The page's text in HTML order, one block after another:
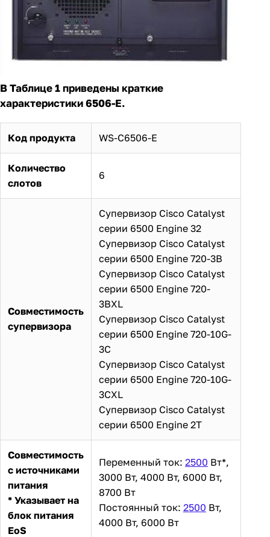
В Таблице 1 приведены краткие
характеристики 6506-E.
Код продукта WS-C6506-E
Количество
слотов
6
Совместимость
супервизора
Супервизор Cisco Catalyst
серии 6500 Engine 32
Супервизор Cisco Catalyst
серии 6500 Engine 720-3B
Супервизор Cisco Catalyst
серии 6500 Engine 720-
3BXL
Супервизор Cisco Catalyst
серии 6500 Engine 720-10G-
3C
Супервизор Cisco Catalyst
серии 6500 Engine 720-10G-
3CXL
Супервизор Cisco Catalyst
серии 6500 Engine 2T
Совместимость
с источниками
питания
* Указывает на
блок питания
EoS
Переменный ток: 2500 Вт*,
3000 Вт, 4000 Вт, 6000 Вт,
8700 Вт
Постоянный ток: 2500 Вт,
4000 Вт, 6000 Вт